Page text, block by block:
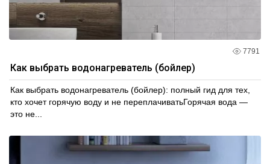
7791
Как выбрать водонагреватель (бойлер)
Как выбрать водонагреватель (бойлер): полный гид для тех,
кто хочет горячую воду и не переплачиватьГорячая вода —
это не...